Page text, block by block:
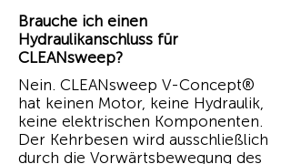
Brauche ich einen
Hydraulikanschluss für
CLEANsweep?
Nein. CLEANsweep V-Concept®
hat keinen Motor, keine Hydraulik,
keine elektrischen Komponenten.
Der Kehrbesen wird ausschließlich
durch die Vorwärtsbewegung des